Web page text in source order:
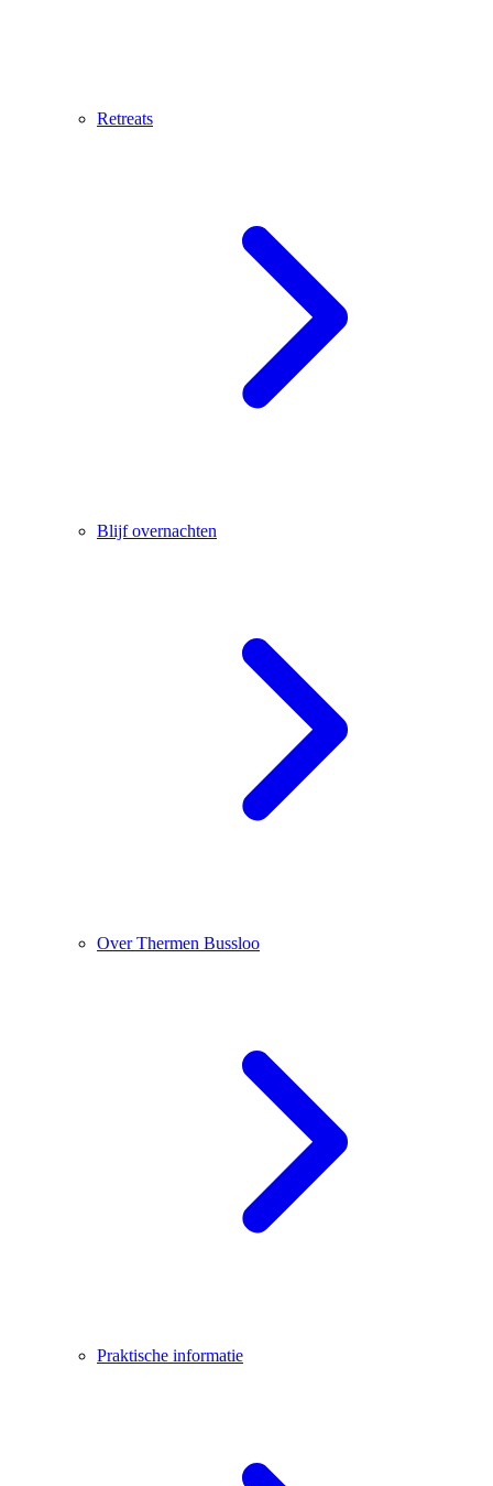
Retreats
Blijf overnachten
Over Thermen Bussloo
Praktische informatie